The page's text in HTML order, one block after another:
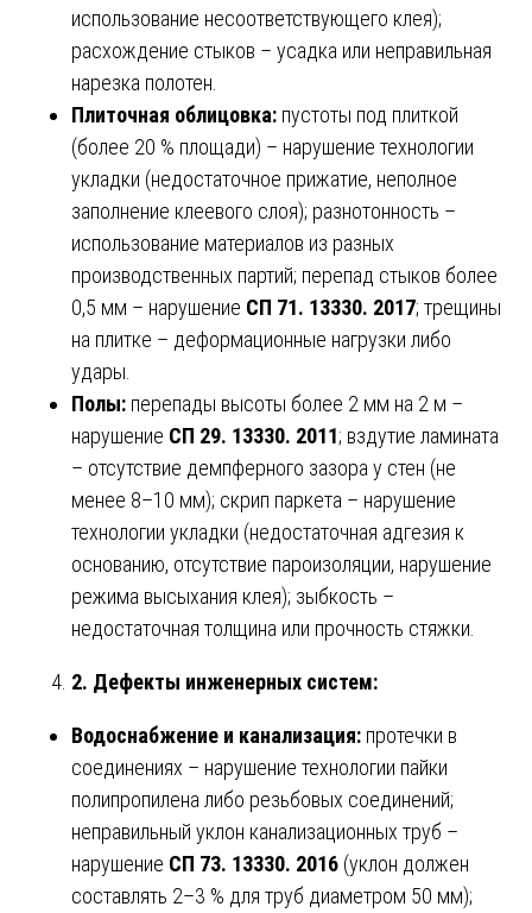
использование несоответствующего клея);
расхождение стыков – усадка или неправильная
нарезка полотен.
Плиточная облицовка: пустоты под плиткой
(более 20 % площади) – нарушение технологии
укладки (недостаточное прижатие, неполное
заполнение клеевого слоя); разнотонность –
использование материалов из разных
производственных партий; перепад стыков более
0,5 мм – нарушение СП 71. 13330. 2017; трещины
на плитке – деформационные нагрузки либо
удары.
Полы: перепады высоты более 2 мм на 2 м –
нарушение СП 29. 13330. 2011; вздутие ламината
– отсутствие демпферного зазора у стен (не
менее 8–10 мм); скрип паркета – нарушение
технологии укладки (недостаточная адгезия к
основанию, отсутствие пароизоляции, нарушение
режима высыхания клея); зыбкость –
недостаточная толщина или прочность стяжки.
2. Дефекты инженерных систем:
Водоснабжение и канализация: протечки в
соединениях – нарушение технологии пайки
полипропилена либо резьбовых соединений;
неправильный уклон канализационных труб –
нарушение СП 73. 13330. 2016 (уклон должен
составлять 2–3 % для труб диаметром 50 мм);